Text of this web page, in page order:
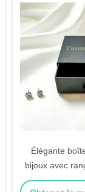
Élégante
bijoux avec
tiroir,